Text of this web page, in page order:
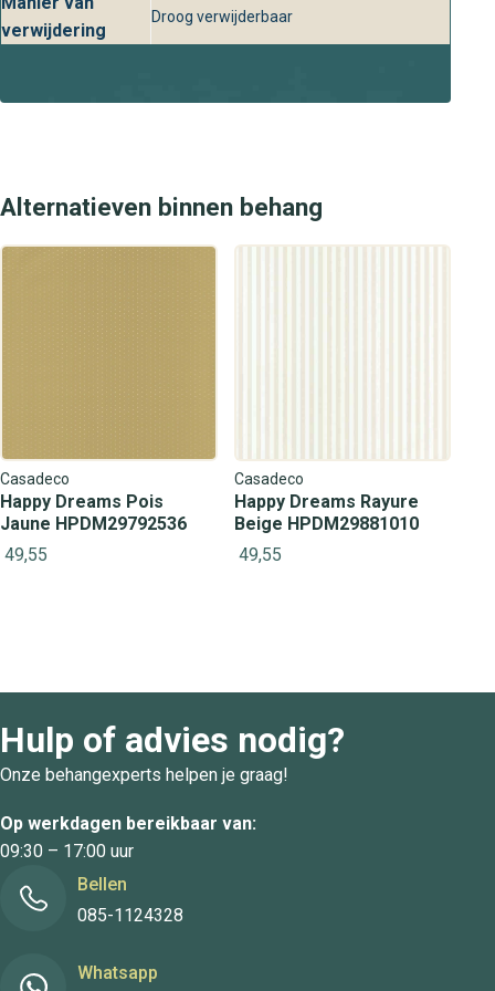
comfort van stijlvol design in jouw woning.
verwijdering
Droog verwijderbaar
Alternatieven binnen behang
Casadeco
Happy Dreams Pois
Jaune HPDM29792536
49,55
Casadeco
Happy Dreams Rayure
Beige HPDM29881010
49,55
Hulp of advies nodig?
Onze behangexperts helpen je graag!
Op werkdagen bereikbaar van:
09:30 – 17:00 uur
Bellen
085-1124328
Whatsapp